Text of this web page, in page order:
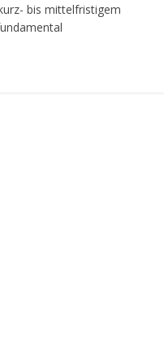
bis mittelfristigem